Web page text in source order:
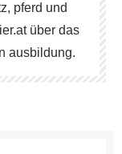
pferd und
über das
ausbildung.